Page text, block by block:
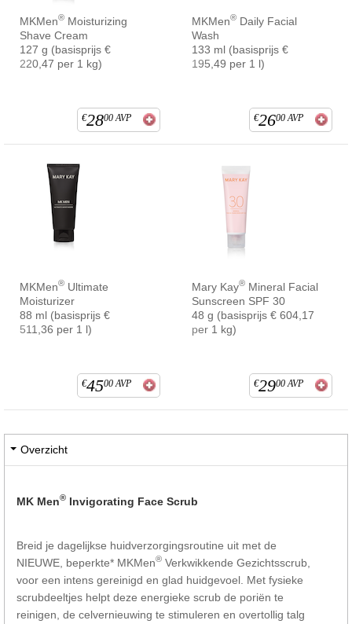
MKMen® Moisturizing
Shave Cream
127 g (basisprijs €
220,47 per 1 kg)
€2800 AVP
MKMen® Daily Facial
Wash
133 ml (basisprijs €
195,49 per 1 l)
€2600 AVP
MKMen® Ultimate
Moisturizer
88 ml (basisprijs €
511,36 per 1 l)
€4500 AVP
Mary Kay® Mineral Facial
Sunscreen SPF 30
48 g (basisprijs € 604,17
per 1 kg)
€2900 AVP
Overzicht
MK Men® Invigorating Face Scrub
Breid je dagelijkse huidverzorgingsroutine uit met de
NIEUWE, beperkte* MKMen® Verkwikkende Gezichtsscrub,
voor een intens gereinigd en glad huidgevoel. Met fysieke
scrubdeeltjes helpt deze energieke scrub de poriën te
reinigen, de celvernieuwing te stimuleren en overtollig talg